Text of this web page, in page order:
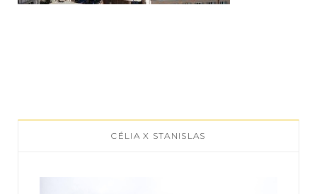
CÉLIA X STANISLAS